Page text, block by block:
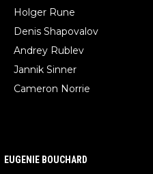
Holger Rune
Denis Shapovalov
Andrey Rublev
Jannik Sinner
Cameron Norrie
EUGENIE BOUCHARD